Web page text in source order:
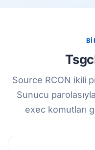
Source RCON ikili
Sunucu
exec komutları